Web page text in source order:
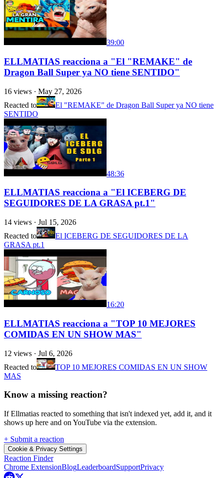
39:00
ELLMATIAS reacciona a "El "REMAKE" de
Dragon Ball Super ya NO tiene SENTIDO"
16 views · May 27, 2026
Reacted to
El "REMAKE" de Dragon Ball Super ya NO tiene
SENTIDO
48:36
ELLMATIAS reacciona a "El ICEBERG DE
SEGUIDORES DE LA GRASA pt.1"
14 views · Jul 15, 2026
Reacted to
El ICEBERG DE SEGUIDORES DE LA
GRASA pt.1
16:20
ELLMATIAS reacciona a "TOP 10 MEJORES
COMIDAS EN UN SHOW MAS"
12 views · Jul 6, 2026
Reacted to
TOP 10 MEJORES COMIDAS EN UN SHOW
MAS
Know a missing reaction?
If Ellmatias reacted to something that isn't indexed yet, add it, and it
shows up here and on YouTube via the extension.
+ Submit a reaction
Cookie & Privacy Settings
Reaction Finder
Chrome ExtensionBlogLeaderboardSupportPrivacy